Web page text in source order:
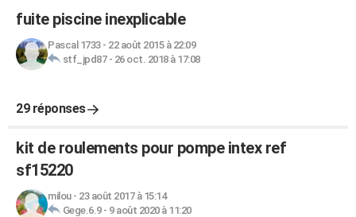
fuite piscine inexplicable
Pascal 1733- 22 août 2015 à 22:09
stf_jpd87- 26 oct. 2018 à 17:08
29 réponses
kit de roulements pour pompe intex ref
sf15220
milou- 23 août 2017 à 15:14
Gege.6.9- 9 août 2020 à 11:20